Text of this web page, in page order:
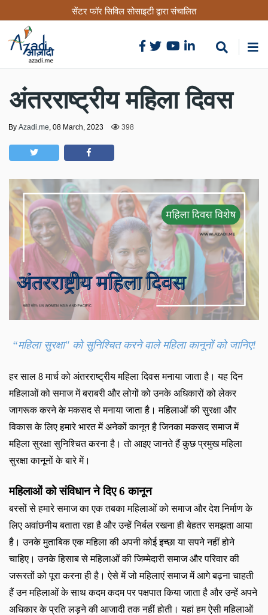
to
content
सेंटर फॉर सिविल सोसाइटी द्वारा संचालित
अंतरराष्ट्रीय महिला दिवस
By Azadi.me, 08 March, 2023 398
“महिला सुरक्षा" को सुनिश्चित करने वाले महिला कानूनों को जानिए!
हर साल 8मार्च को अंतरराष्ट्रीय महिला दिवस मनाया जाता है। यह दिन
महिलाओं को समाज में बराबरी और लोगों को उनके अधिकारों को लेकर
जागरूक करने के मकसद से मनाया जाता है। महिलाओं की सुरक्षा और
विकास के लिए हमारे भारत में अनेकों कानून है जिनका मकसद समाज में
महिला सुरक्षा सुनिश्चित करना है। तो आइए जानते हैं कुछ प्रमुख महिला
सुरक्षा कानूनों के बारे में।
महिलाओं को संविधान ने दिए6कानून
बरसों से हमारे समाज का एक तबका महिलाओं को समाज और देश निर्माण के
लिए अवांछनीय बताता रहा है और उन्‍हें निर्बल रखना ही बेहतर समझता आया
है। उनके मुताबिक एक महिला की अपनी कोई इच्‍छा या सपने नहीं होने
चाहिए। उनके हिसाब से महिलाओं की जिम्‍मेदारी समाज और परिवार की
जरूरतों को पूरा करना ही है। ऐसे में जो महिलाएं समाज में आगे बढ़ना चाहती
हैं उन महिलाओं के साथ कदम कदम पर पक्षपात किया जाता है और उन्‍हें अपने
अधिकार के प्रति लड़ने की आजादी तक नहीं होती। यहां हम ऐसी महिलाओं